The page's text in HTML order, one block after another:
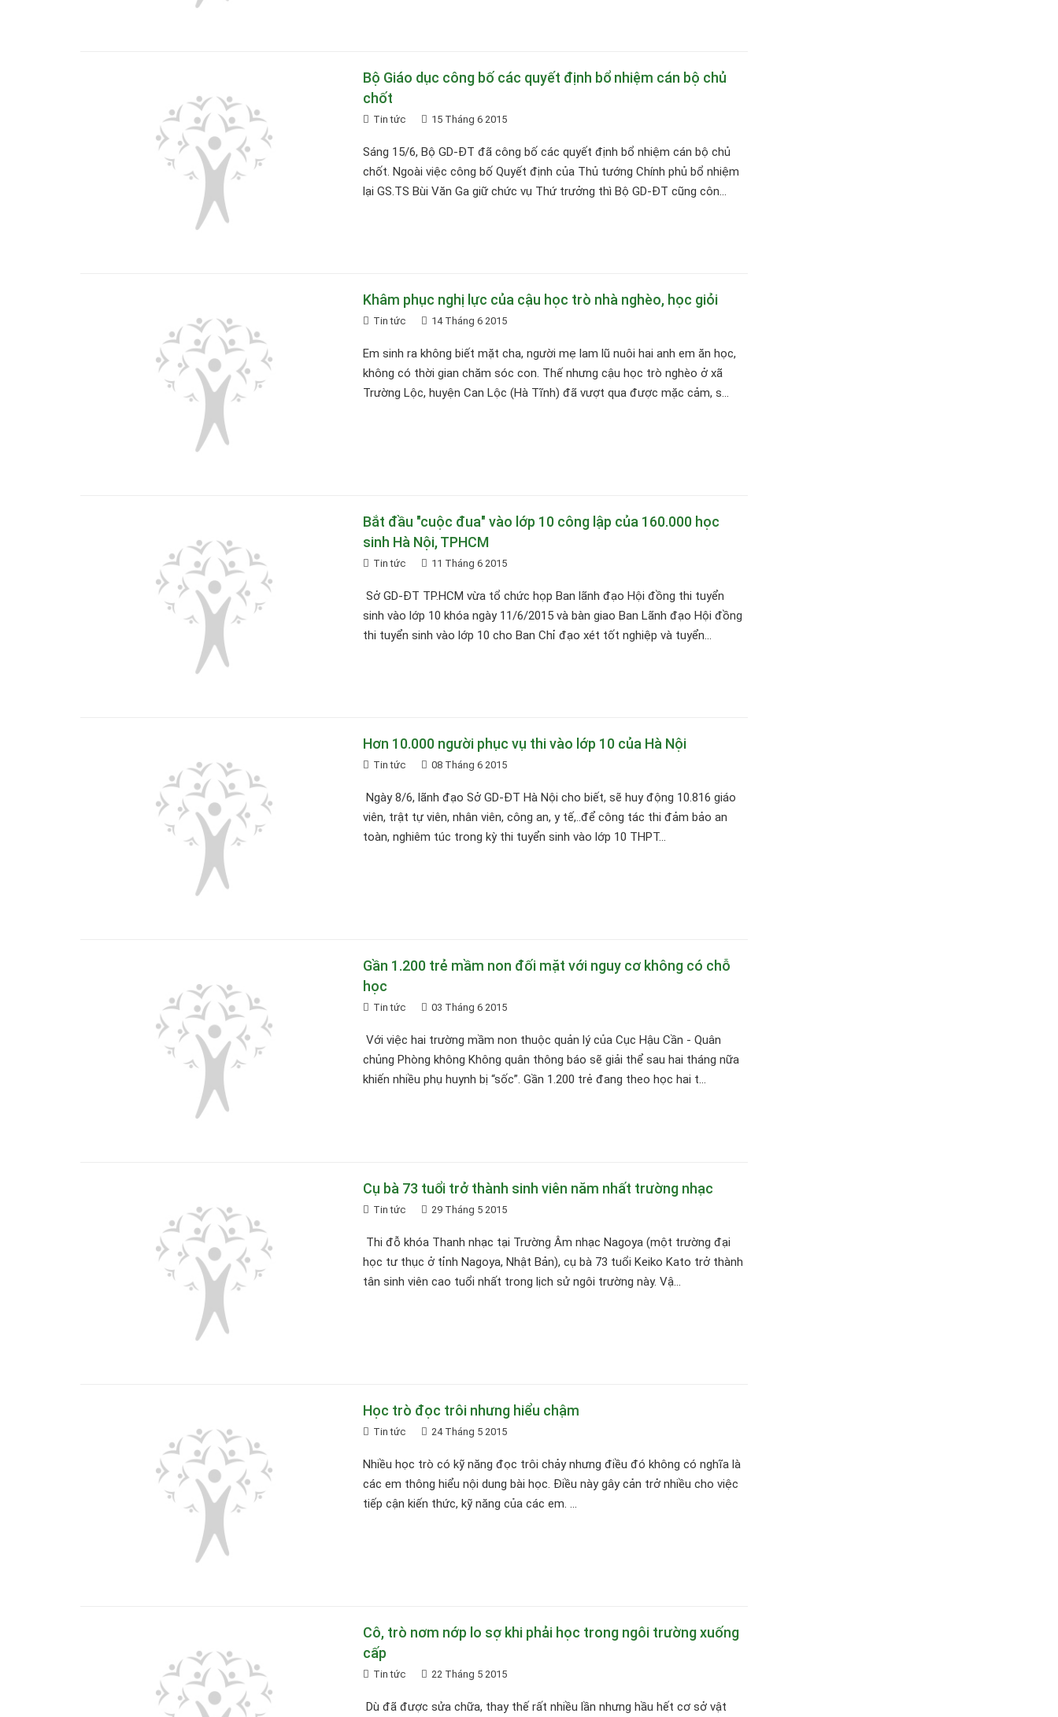
Bộ Giáo dục công bố các quyết định bổ nhiệm cán bộ chủ
chốt
Tin tức 15 Tháng 6 2015
Sáng 15/6, Bộ GD-ĐT đã công bố các quyết định bổ nhiệm cán bộ chủ
chốt. Ngoài việc công bố Quyết định của Thủ tướng Chính phủ bổ nhiệm
lại GS.TS Bùi Văn Ga giữ chức vụ Thứ trưởng thì Bộ GD-ĐT cũng côn...
Khâm phục nghị lực của cậu học trò nhà nghèo, học giỏi
Tin tức 14 Tháng 6 2015
Em sinh ra không biết mặt cha, người mẹ lam lũ nuôi hai anh em ăn học,
không có thời gian chăm sóc con. Thế nhưng cậu học trò nghèo ở xã
Trường Lộc, huyện Can Lộc (Hà Tĩnh) đã vượt qua được mặc cảm, s...
Bắt đầu "cuộc đua" vào lớp 10 công lập của 160.000 học
sinh Hà Nội, TPHCM
Tin tức 11 Tháng 6 2015
Sở GD-ĐT TP.HCM vừa tổ chức họp Ban lãnh đạo Hội đồng thi tuyển
sinh vào lớp 10 khóa ngày 11/6/2015 và bàn giao Ban Lãnh đạo Hội đồng
thi tuyển sinh vào lớp 10 cho Ban Chỉ đạo xét tốt nghiệp và tuyển...
Hơn 10.000 người phục vụ thi vào lớp 10 của Hà Nội
Tin tức 08 Tháng 6 2015
Ngày 8/6, lãnh đạo Sở GD-ĐT Hà Nội cho biết, sẽ huy động 10.816 giáo
viên, trật tự viên, nhân viên, công an, y tế,..để công tác thi đảm bảo an
toàn, nghiêm túc trong kỳ thi tuyển sinh vào lớp 10 THPT...
Gần 1.200 trẻ mầm non đối mặt với nguy cơ không có chỗ
học
Tin tức 03 Tháng 6 2015
Với việc hai trường mầm non thuộc quản lý của Cục Hậu Cần - Quân
chủng Phòng không Không quân thông báo sẽ giải thể sau hai tháng nữa
khiến nhiều phụ huynh bị “sốc”. Gần 1.200 trẻ đang theo học hai t...
Cụ bà 73 tuổi trở thành sinh viên năm nhất trường nhạc
Tin tức 29 Tháng 5 2015
Thi đỗ khóa Thanh nhạc tại Trường Âm nhạc Nagoya (một trường đại
học tư thục ở tỉnh Nagoya, Nhật Bản), cụ bà 73 tuổi Keiko Kato trở thành
tân sinh viên cao tuổi nhất trong lịch sử ngôi trường này. Vậ...
Học trò đọc trôi nhưng hiểu chậm
Tin tức 24 Tháng 5 2015
Nhiều học trò có kỹ năng đọc trôi chảy nhưng điều đó không có nghĩa là
các em thông hiểu nội dung bài học. Điều này gây cản trở nhiều cho việc
tiếp cận kiến thức, kỹ năng của các em. ...
Cô, trò nơm nớp lo sợ khi phải học trong ngôi trường xuống
cấp
Tin tức 22 Tháng 5 2015
Dù đã được sửa chữa, thay thế rất nhiều lần nhưng hầu hết cơ sở vật